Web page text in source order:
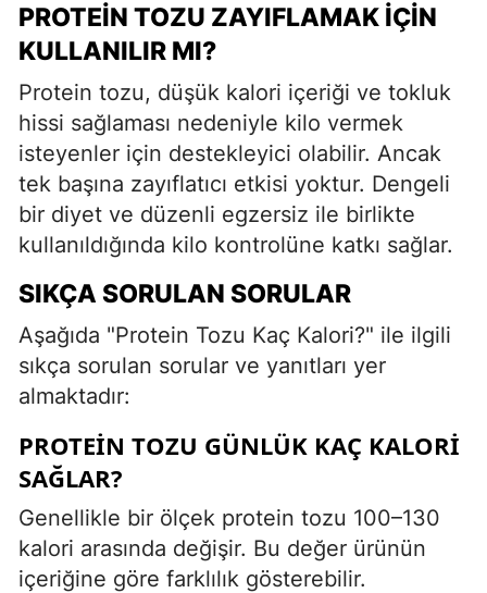
PROTEIN TOZU ZAYIFLAMAK İÇIN
KULLANILIR MI?
Protein tozu, düşük kalori içeriği ve tokluk
hissi sağlaması nedeniyle kilo vermek
isteyenler için destekleyici olabilir. Ancak
tek başına zayıflatıcı etkisi yoktur. Dengeli
bir diyet ve düzenli egzersiz ile birlikte
kullanıldığında kilo kontrolüne katkı sağlar.
SIKÇA SORULAN SORULAR
Aşağıda "Protein Tozu Kaç Kalori?" ile ilgili
sıkça sorulan sorular ve yanıtları yer
almaktadır:
PROTEIN TOZU GÜNLÜK KAÇ KALORI
SAĞLAR?
Genellikle bir ölçek protein tozu 100–130
kalori arasında değişir. Bu değer ürünün
içeriğine göre farklılık gösterebilir.